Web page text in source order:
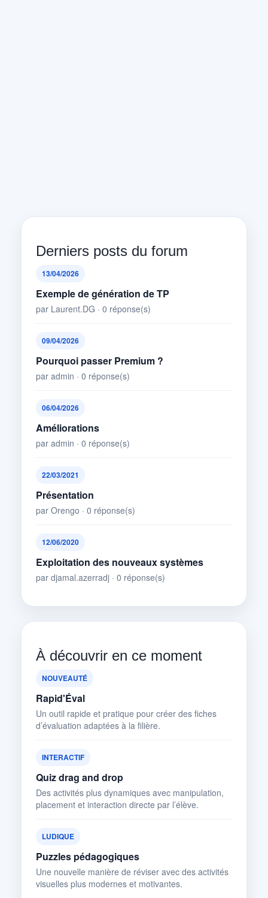
Derniers posts du forum
13/04/2026
Exemple de génération de TP
par Laurent.DG · 0 réponse(s)
09/04/2026
Pourquoi passer Premium ?
par admin · 0 réponse(s)
06/04/2026
Améliorations
par admin · 0 réponse(s)
22/03/2021
Présentation
par Orengo · 0 réponse(s)
12/06/2020
Exploitation des nouveaux systèmes
par djamal.azerradj · 0 réponse(s)
À découvrir en ce moment
NOUVEAUTÉ
Rapid'Éval
Un outil rapide et pratique pour créer des fiches
d’évaluation adaptées à la filière.
INTERACTIF
Quiz drag and drop
Des activités plus dynamiques avec manipulation,
placement et interaction directe par l’élève.
LUDIQUE
Puzzles pédagogiques
Une nouvelle manière de réviser avec des activités
visuelles plus modernes et motivantes.